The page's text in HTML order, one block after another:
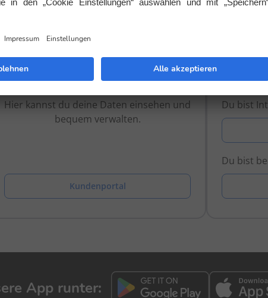
Kundenportal
Hier kannst du deine Daten einsehen und
bequem verwalten.
Kundenportal
Du bist
Du bist
App runter: